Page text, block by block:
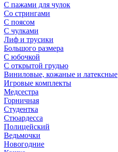
С пажами для чулок
Со стрингами
С поясом
С чулками
Лиф и трусики
Большого размера
С юбочкой
С открытой грудью
Виниловые, кожаные и латексные
Игровые комплекты
Медсестра
Горничная
Студентка
Стюардесса
Полицейский
Ведьмочки
Новогодние